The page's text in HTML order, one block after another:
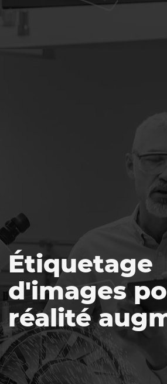
Étiquetage
d'images
réalité